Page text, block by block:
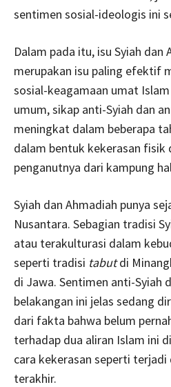
sentimen sosial-ideologis ini
Dalam pada itu, isu Syiah dan
merupakan isu paling efektif
sosial-keagamaan umat
umum, sikap anti-Syiah dan
meningkat dalam beberapa
dalam bentuk kekerasan fisik
penganutnya dari kampung
Syiah dan Ahmadiah punya
Nusantara. Sebagian tradisi
atau terakulturasi dalam
seperti tradisi tabutdi
di Jawa. Sentimen anti-Syiah
belakangan ini jelas sedang
dari fakta bahwa belum
terhadap dua aliran Islam ini
cara kekerasan seperti
terakhir.